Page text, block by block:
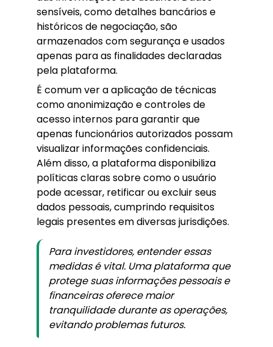
sensíveis, como detalhes bancários e
históricos de negociação, são
armazenados com segurança e usados
apenas para as finalidades declaradas
pela plataforma.
É comum ver a aplicação de técnicas
como anonimização e controles de
acesso internos para garantir que
apenas funcionários autorizados possam
visualizar informações confidenciais.
Além disso, a plataforma disponibiliza
políticas claras sobre como o usuário
pode acessar, retificar ou excluir seus
dados pessoais, cumprindo requisitos
legais presentes em diversas jurisdições.
Para investidores, entender essas
medidas é vital. Uma plataforma que
protege suas informações pessoais e
financeiras oferece maior
tranquilidade durante as operações,
evitando problemas futuros.